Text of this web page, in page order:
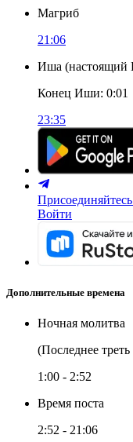
Магриб
21:06
Иша (настоящий
Конец Иши: 0:01
23:35
Войти
Дополнительные времена
Ночная молитва
(Последнее
1:00 - 2:52
Время поста
2:52 - 21:06